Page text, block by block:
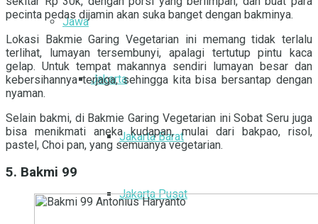
Jawa
Jakarta
Jakarta Barat
Jakarta Pusat
pecinta pedas dijamin akan suka banget dengan bakminya.
Lokasi Bakmie Garing Vegetarian ini memang tidak terlalu
terlihat, lumayan tersembunyi, apalagi tertutup pintu kaca
gelap. Untuk tempat makannya sendiri lumayan besar dan
kebersihannya terjaga, sehingga kita bisa bersantap dengan
nyaman.
Selain bakmi, di Bakmie Garing Vegetarian ini Sobat Seru juga
bisa menikmati aneka kudapan, mulai dari bakpao, risol,
pastel, Choi pan, yang semuanya vegetarian.
5. Bakmi 99